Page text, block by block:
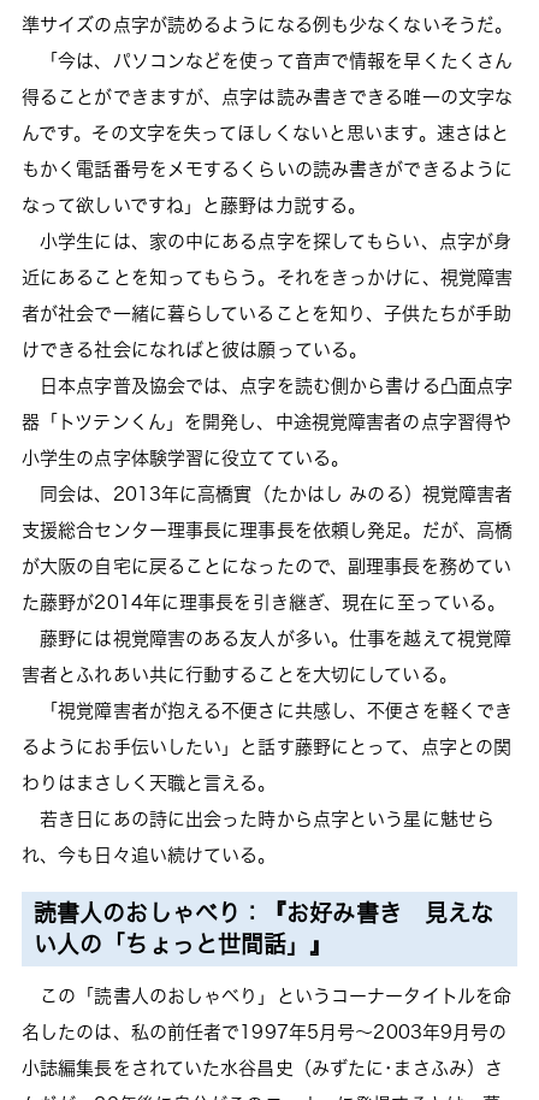
準サイズの点字が読めるようになる例も少なくないそうだ。
「今は、パソコンなどを使って音声で情報を早くたくさん
得ることができますが、点字は読み書きできる唯一の文字な
んです。その文字を失ってほしくないと思います。速さはと
もかく電話番号をメモするくらいの読み書きができるように
なって欲しいですね」と藤野は力説する。
小学生には、家の中にある点字を探してもらい、点字が身
近にあることを知ってもらう。それをきっかけに、視覚障害
者が社会で一緒に暮らしていることを知り、子供たちが手助
けできる社会になればと彼は願っている。
日本点字普及協会では、点字を読む側から書ける凸面点字
器「トツテンくん」を開発し、中途視覚障害者の点字習得や
小学生の点字体験学習に役立てている。
同会は、2013年に高橋實（たかはし みのる）視覚障害者
支援総合センター理事長に理事長を依頼し発足。だが、高橋
が大阪の自宅に戻ることになったので、副理事長を務めてい
た藤野が2014年に理事長を引き継ぎ、現在に至っている。
藤野には視覚障害のある友人が多い。仕事を越えて視覚障
害者とふれあい共に行動することを大切にしている。
「視覚障害者が抱える不便さに共感し、不便さを軽くでき
るようにお手伝いしたい」と話す藤野にとって、点字との関
わりはまさしく天職と言える。
若き日にあの詩に出会った時から点字という星に魅せら
れ、今も日々追い続けている。
読書人のおしゃべり：『お好み書き 見えな
い人の「ちょっと世間話」』
この「読書人のおしゃべり」というコーナータイトルを命
名したのは、私の前任者で1997年5月号～2003年9月号の
小誌編集長をされていた水谷昌史（みずたに･まさふみ）さ